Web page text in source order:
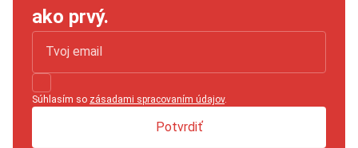
ako prvý.
Súhlasím so zásadami spracovaním údajov.
Potvrdiť